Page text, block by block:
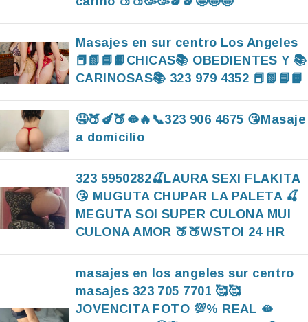
Masajes en sur centro Los Angeles
📕📗📘📙CHICAS📚 OBEDIENTES Y 📚
CARINOSAS📚 323 979 4352 📕📗📘📙
🤤🍑🍆🍑🫦🔥📞323 906 4675 😘Masaje
a domicilio
323 5950282🍒LAURA SEXI FLAKITA
😘 MUGUTA CHUPAR LA PALETA 🍒
MEGUTA SOI SUPER CULONA MUI
CULONA AMOR 🍑🍑WSTOI 24 HR
masajes en los angeles sur centro
masajes 323 705 7701 🥰🥰
JOVENCITA FOTO 💯% REAL 🫦